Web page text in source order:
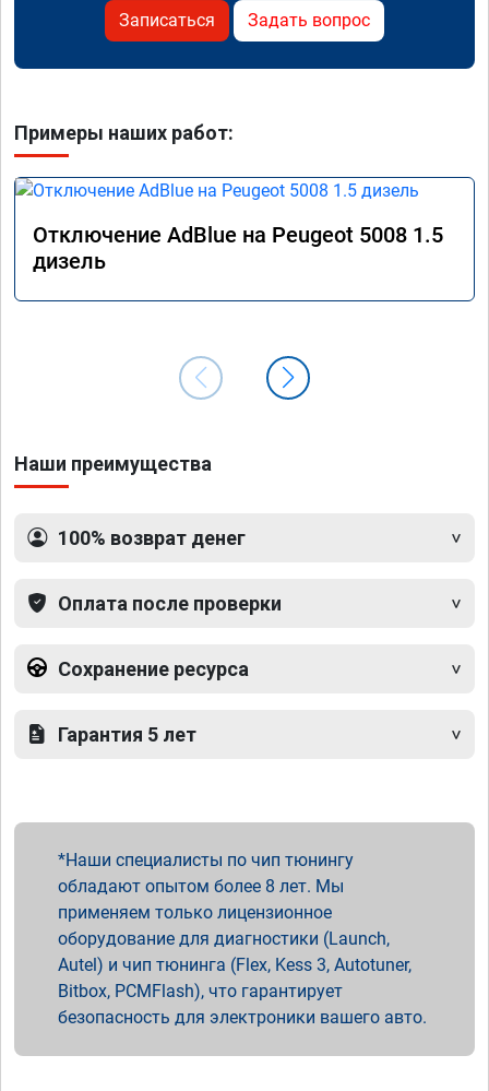
Записаться Задать вопрос
Примеры наших работ:
Отключение AdBlue на Peugeot 5008 1.5
дизель
Наши преимущества
100% возврат денег
Оплата после проверки
Сохранение ресурса
Гарантия 5 лет
Наши специалисты по чип тюнингу
обладают опытом более 8 лет. Мы
применяем только лицензионное
оборудование для диагностики (Launch,
Autel) и чип тюнинга (Flex, Kess 3, Autotuner,
Bitbox, PCMFlash), что гарантирует
безопасность для электроники вашего авто.